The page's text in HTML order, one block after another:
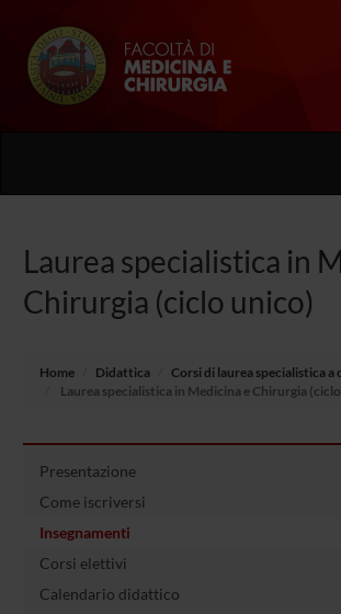
Laurea specialistica in
Chirurgia (ciclo unico)
Home Didattica
Corsi di laurea specialistica a
Laurea specialistica in Medicina e Chirurgia
Presentazione
Come iscriversi
Insegnamenti
Corsi elettivi
Calendario didattico